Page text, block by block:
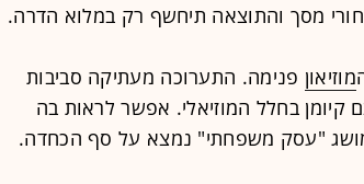
מסך והתוצאה תיחשף רק במלוא הדרה.
מוזיאון פנימה. התערוכה מעתיקה סביבות
קיומן בחלל המוזיאלי. אפשר לראות בה
"עסק משפחתי" נמצא על סף הכחדה.